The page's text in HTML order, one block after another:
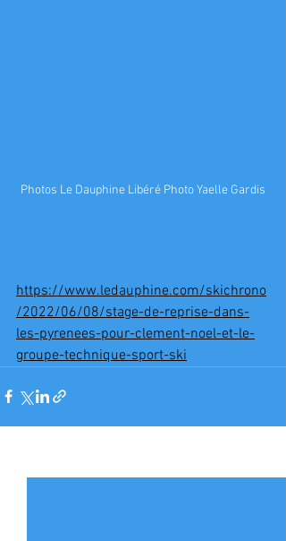
Photos Le Dauphine Libéré Photo Yaelle Gardis
https://www.ledauphine.com/skichrono
/2022/06/08/stage-de-reprise-dans-
les-pyrenees-pour-clement-noel-et-le-
groupe-technique-sport-ski